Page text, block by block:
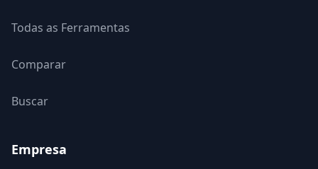
Todas as Ferramentas
Comparar
Buscar
Empresa